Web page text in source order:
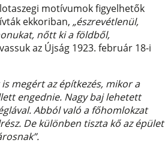
motívumok figyelhetők
ekkoriban,„észrevétlenül,
nőtt ki a földből,
az Újság 1923. február 18-i
megért az építkezés, mikor a
engednie. Nagy baj lehetett
Abból való a főhomlokzat
De különben tiszta kő az épület